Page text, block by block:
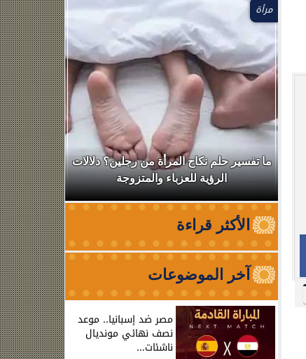
مرأة
ما تفسير حلم نكاح المرأة من رجلين؟ دلالات
الرؤية للعزباء والمتزوجة
نقابة
من
الأكثر قراءة
آخر الموضوعات
مصر ضد إسبانيا.. موعد
نصف نهائي مونديال
ناشئات...